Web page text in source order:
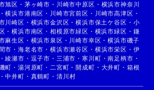
旭区 ・ 茅ヶ崎市 ・ 川崎市中原区 ・ 横浜市神奈川
・横浜市港南区 ・ 川崎市宮前区 ・ 川崎市高津区 ・
川崎区 ・ 横浜市金沢区 ・横浜市保土ケ谷区 ・ 小
・横浜市南区 ・相模原市緑区 ・ 横浜市緑区 ・ 鎌
麻生区 ・ 横浜市泉区 ・ 川崎市幸区 ・横浜市磯子
市 ・海老名市 ・横浜市瀬谷区 ・ 横浜市栄区 ・ 伊
・綾瀬市 ・ 逗子市 ・ 三浦市 ・寒川町 ・南足柄市 ・
町 ・湯河原町 ・ 二宮町 ・開成町 ・ 大井町 ・ 箱根
・中井町 ・ 真鶴町 ・ 清川村